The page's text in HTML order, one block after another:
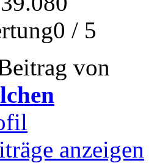
/ 5
von
anzeigen